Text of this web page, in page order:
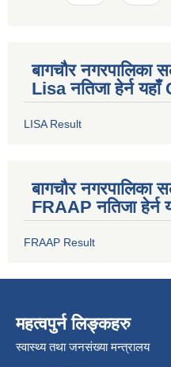
बागचौर नगरपालिका
Lisa नतिजा हेर्न यहाँ
LISA Result
बागचौर
FRAAP नतिजा हेर्न
FRAAP Result
महत्वपुर्न लिङ्कहरु
स्वास्थ्य तथा जनसंख्या मन्त्रालय